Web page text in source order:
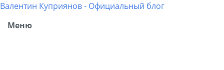
Валентин Куприянов - Официальный блог
Меню